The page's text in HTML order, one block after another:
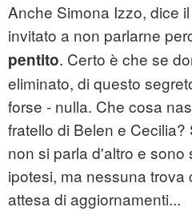
Anche Simona Izzo, dice
invitato a non parlarne
pentito. Certo è che se
eliminato, di questo
forse - nulla. Che cosa
fratello di Belen e
non si parla d'altro e sono
ipotesi, ma nessuna trova
attesa di aggiornamenti...